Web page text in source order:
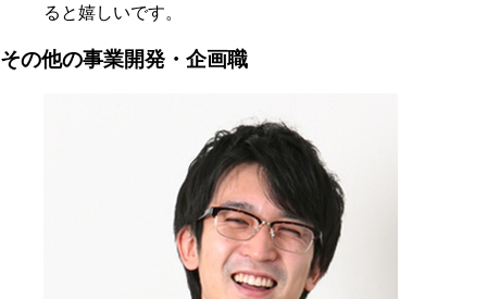
ると嬉しいです。
その他の事業開発・企画職